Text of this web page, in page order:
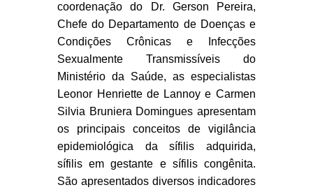
coordenação do Dr. Gerson Pereira,
Chefe do Departamento de Doenças e
Condições Crônicas e Infecções
Sexualmente Transmissíveis do
Ministério da Saúde, as especialistas
Leonor Henriette de Lannoy e Carmen
Silvia Bruniera Domingues apresentam
os principais conceitos de vigilância
epidemiológica da sífilis adquirida,
sífilis em gestante e sífilis congênita.
São apresentados diversos indicadores